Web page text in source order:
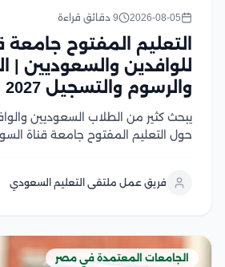
2026-08-05 9 دقائق قراءة
التعليم المفتوح
للوافدين والسعوديين |
والرسوم والتسجيل 2027
يبحث كثير من الطلاب السعوديين
حول التعليم المفتوح جامعة قناة
شروط القبول، وشروط...
فريق عمل ملتقى التعليم السعودي
الجامعات المعتمدة في مصر